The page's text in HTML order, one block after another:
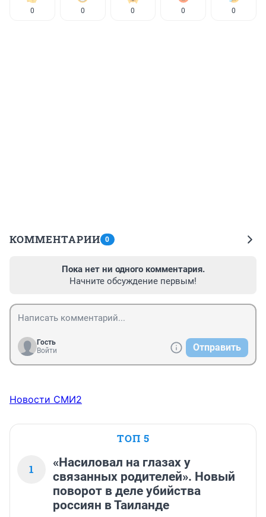
0 0 0 0 0
КОММЕНТАРИИ 0
Пока нет ни одного комментария.
Начните обсуждение первым!
Гость
Войти
Отправить
Новости СМИ2
ТОП 5
1
«Насиловал на глазах у
связанных родителей». Новый
поворот в деле убийства
россиян в Таиланде